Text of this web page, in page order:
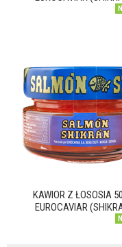
KAWIOR Z ŁOSOSIA
EUROCAVIAR